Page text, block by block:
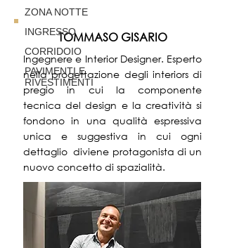
ZONA NOTTE
INGRESSO
CORRIDOIO
PAVIMENTI E
RIVESTIMENTI
TOMMASO GISARIO
Ingegnere e Interior Designer. Esperto
nella progettazione degli interiors di
pregio in cui la componente
tecnica del design e la creatività si
fondono in una qualità espressiva
unica e suggestiva in cui ogni
dettaglio diviene protagonista di un
nuovo concetto di spazialità.